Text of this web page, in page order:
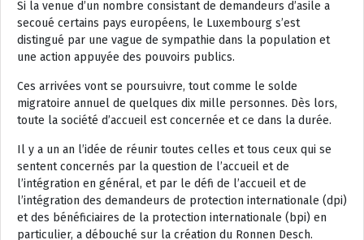
Si la venue d’un nombre consistant de demandeurs d’asile a
secoué certains pays européens, le Luxembourg s’est
distingué par une vague de sympathie dans la population et
une action appuyée des pouvoirs publics.
Ces arrivées vont se poursuivre, tout comme le solde
migratoire annuel de quelques dix mille personnes. Dès lors,
toute la société d’accueil est concernée et ce dans la durée.
Il y a un an l’idée de réunir toutes celles et tous ceux qui se
sentent concernés par la question de l’accueil et de
l’intégration en général, et par le défi de l’accueil et de
l’intégration des demandeurs de protection internationale (dpi)
et des bénéficiaires de la protection internationale (bpi) en
particulier, a débouché sur la création du Ronnen Desch.